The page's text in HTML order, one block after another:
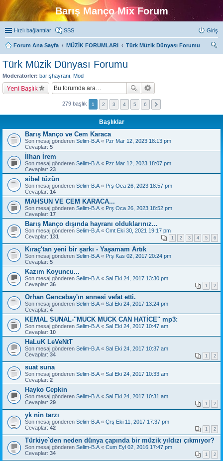
Barış Manço Mix Forum
Hızlı bağlantılar SSS Giriş
Forum Ana Sayfa MÜZİK FORUMLARI
Türk Müzik Dünyası Forumu
Türk Müzik Dünyası Forumu
Moderatörler: barışhayranı Mod
Yeni Başlık
279 başlık 1 2 3 4 5 6
Başlıklar
Barış Manço ve Cem Karaca
Son mesaj gönderen Selim-B.A « Pzr Mar 12, 2023 18:13 pm
Cevaplar: 5
İlhan İrem
Son mesaj gönderen Selim-B.A « Pzr Mar 12, 2023 18:07 pm
Cevaplar: 23
sibel tüzün
Son mesaj gönderen Selim-B.A « Prş Oca 26, 2023 18:57 pm
Cevaplar: 14
MAHSUN VE CEM KARACA...
Son mesaj gönderen Selim-B.A « Prş Oca 26, 2023 18:52 pm
Cevaplar: 17
Barış Manço dışında hayranı olduklarınız...
Son mesaj gönderen Selim-B.A « Cmt Eki 30, 2021 19:17 pm
Cevaplar: 131 1 2 3 4 5 6
Kıraç'tan yeni bir şarkı - Yaşamam Artık
Son mesaj gönderen Selim-B.A « Prş Kas 02, 2017 20:24 pm
Cevaplar: 5
Kazım Koyuncu...
Son mesaj gönderen Selim-B.A « Sal Eki 24, 2017 13:30 pm
Cevaplar: 36 1 2
Orhan Gencebay'ın annesi vefat etti.
Son mesaj gönderen Selim-B.A « Sal Eki 24, 2017 13:24 pm
Cevaplar: 4
KEMAL SUNAL-''MUCK MUCK CAN HATİCE'' mp3:
Son mesaj gönderen Selim-B.A « Sal Eki 24, 2017 10:47 am
Cevaplar: 10
HaLuK LeVeNtT
Son mesaj gönderen Selim-B.A « Sal Eki 24, 2017 10:37 am
Cevaplar: 34 1 2
suat suna
Son mesaj gönderen Selim-B.A « Sal Eki 24, 2017 10:33 am
Cevaplar: 2
Hayko Cepkin
Son mesaj gönderen Selim-B.A « Sal Eki 24, 2017 10:31 am
Cevaplar: 29 1 2
yk nin tarzı
Son mesaj gönderen Selim-B.A « Çrş Eki 11, 2017 17:37 pm
Cevaplar: 42 1 2
Türkiye`den neden dünya çapında bir müzik yıldızı çıkmıyor?
Son mesaj gönderen Selim-B.A « Cum Eyl 02, 2016 17:47 pm
Cevaplar: 34 1 2